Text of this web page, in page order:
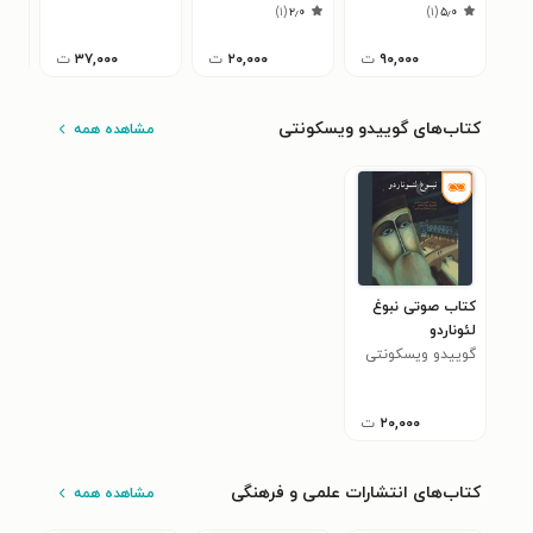
۵٫۰(۱)
۹۰,۰۰۰ ت
۲٫۰(۱)
۲۰,۰۰۰ ت ۳۷,۰۰۰ ت
کتاب‌های گوییدو ویسکونتی مشاهده همه
کتاب صوتی نبوغ
لئوناردو
گوییدو ویسکونتی
۲۰,۰۰۰ ت
کتاب‌های انتشارات علمی و فرهنگی مشاهده همه